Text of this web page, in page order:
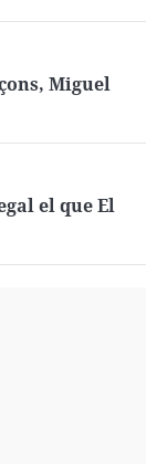
Miguel
el que El